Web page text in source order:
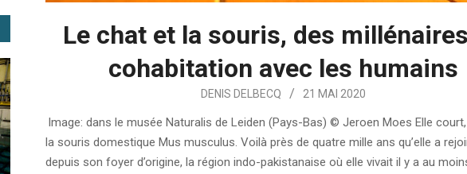
Le chat et la souris, des
cohabitation avec les humains
DENIS DELBECQ 21 MAI 2020
Image: dans le musée Naturalis de Leiden (Pays-Bas) © Jeroen Moes Elle
la souris domestique Mus musculus. Voilà près de quatre mille ans qu’elle a
depuis son foyer d’origine, la région indo-pakistanaise où elle vivait il y a au